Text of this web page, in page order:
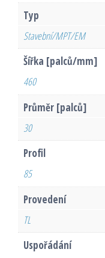
Typ
Stavební/MPT/EM
Šířka [palců/mm]
460
Průměr [palců]
30
Profil
85
Provedení
TL
Uspořádání